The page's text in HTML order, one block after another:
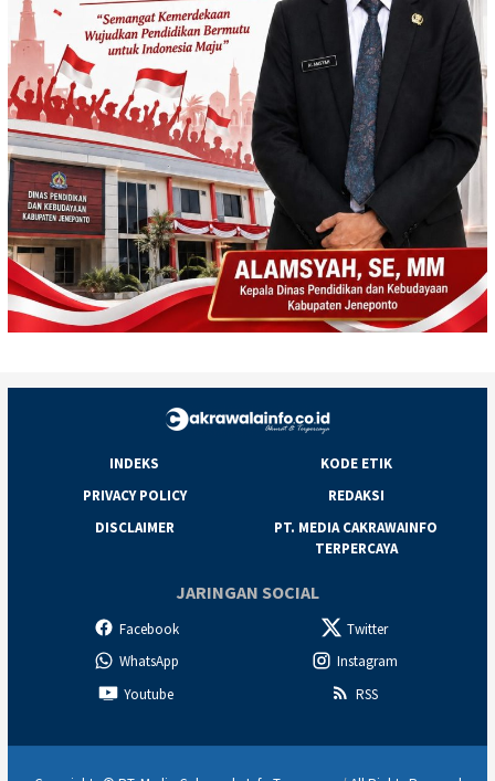
INDEKS
KODE ETIK
PRIVACY POLICY
REDAKSI
DISCLAIMER
PT. MEDIA CAKRAWAINFO
TERPERCAYA
JARINGAN SOCIAL
Facebook
Twitter
WhatsApp
Instagram
Youtube
RSS